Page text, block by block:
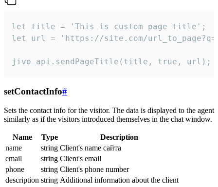
let title = 'This is custom page title';
let url = 'https://site.com/
jivo_api.sendPageTitle(title, true, url);
setContactInfo#
Sets the contact info for the visitor. The data is displayed to the agent
similarly as if the visitors introduced themselves in the chat window.
Name Type
Description
name
string Client's name сайта
email
string Client's email
phone
string Client's phone number
description string Additional information about the client